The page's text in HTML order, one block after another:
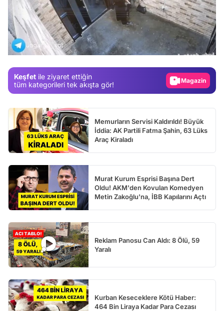
Keşfet ile ziyaret ettiğin
tüm kategorileri tek akışta gör!
Video
Test
Gündem
Video
Memurların Servisi Kaldırıldı! Büyük
İddia: AK Partili Fatma Şahin, 63 Lüks
Araç Kiraladı
Murat Kurum Esprisi Başına Dert
Oldu! AKM'den Kovulan Komedyen
Metin Zakoğlu'na, İBB Kapılarını Açtı
Reklam Panosu Can Aldı: 8 Ölü, 59
Yaralı
Kurban Keseceklere Kötü Haber:
464 Bin Liraya Kadar Para Cezası